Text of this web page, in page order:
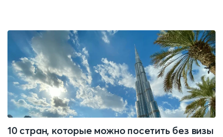
10 стран, которые можно посетить без визы